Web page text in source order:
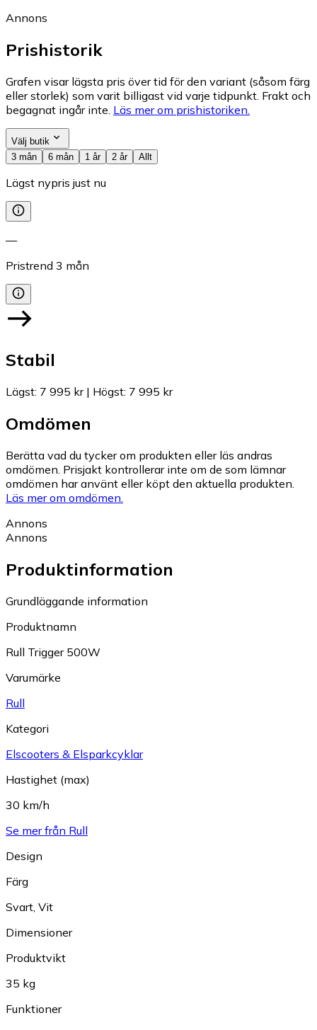
Annons
Prishistorik
Grafen visar lägsta pris över tid för den variant (såsom färg
eller storlek) som varit billigast vid varje tidpunkt. Frakt och
begagnat ingår inte. Läs mer om prishistoriken.
Välj butik
3 mån
6 mån 1 år 2 år Allt
Lägst nypris just nu
—
Pristrend 3 mån
Stabil
Lägst: 7 995 kr| Högst: 7 995 kr
Omdömen
Berätta vad du tycker om produkten eller läs andras
omdömen. Prisjakt kontrollerar inte om de som lämnar
omdömen har använt eller köpt den aktuella produkten.
Läs mer om omdömen.
Annons
Annons
Produktinformation
Grundläggande information
Produktnamn
Rull Trigger 500W
Varumärke
Rull
Kategori
Elscooters & Elsparkcyklar
Hastighet (max)
30 km/h
Se mer från Rull
Design
Färg
Svart Vit
Dimensioner
Produktvikt
35 kg
Funktioner